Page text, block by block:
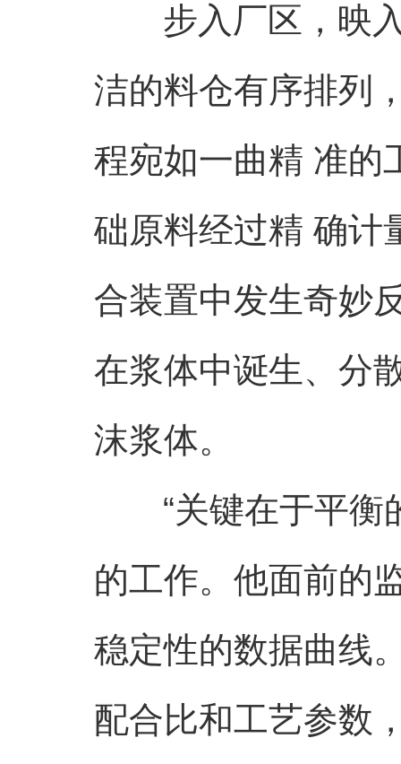
步入厂区，映
洁的料仓有序排列
程宛如一曲精 准的
础原料经过精 确计
合装置中发生奇妙
在浆体中诞生、分
沫浆体。
“关键在于平
的工作。他面前的
稳定性的数据曲线
配合比和工艺参数